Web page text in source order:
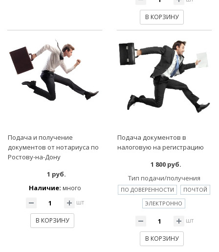
В КОРЗИНУ
Подача и получение
документов от нотариуса по
Ростову-на-Дону
1 руб.
Наличие: много
шт
В КОРЗИНУ
Подача документов в
налоговую на регистрацию
1 800 руб.
Тип подачи/получения
ПО ДОВЕРЕННОСТИ
ПОЧТОЙ
ЭЛЕКТРОННО
шт
В КОРЗИНУ